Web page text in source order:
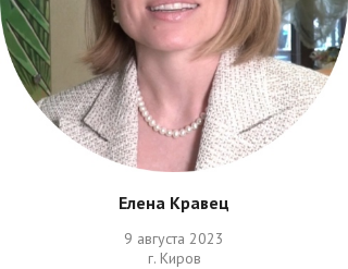
Елена Кравец
9 августа 2023
г. Киров